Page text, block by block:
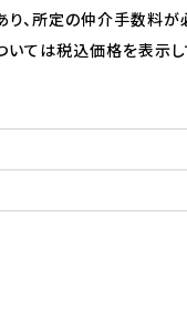
、所定の仲介手数料
ては税込価格を表示し